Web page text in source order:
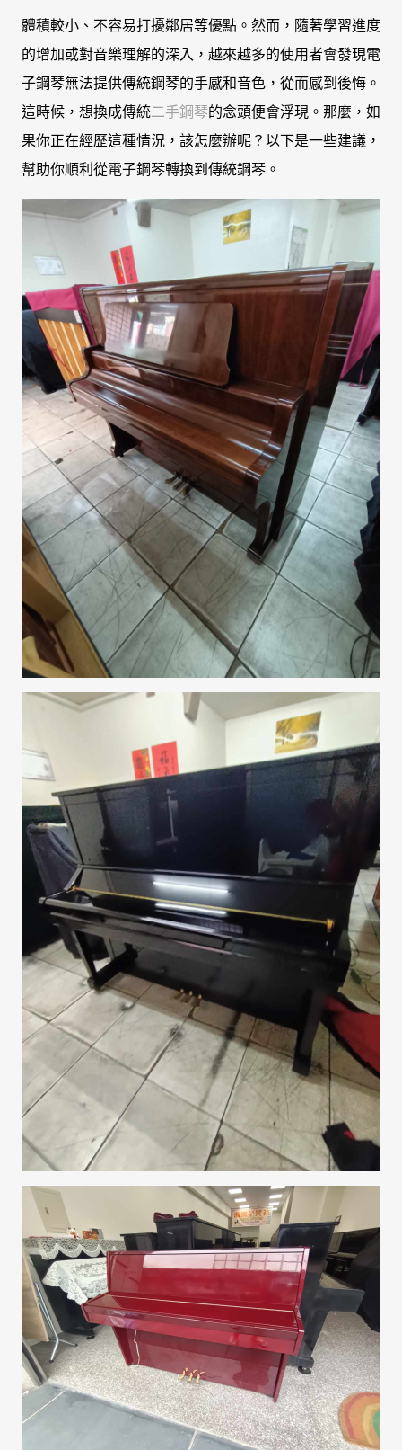
體積較小、不容易打擾鄰居等優點。然而，隨著學習進度
的增加或對音樂理解的深入，越來越多的使用者會發現電
子鋼琴無法提供傳統鋼琴的手感和音色，從而感到後悔。
這時候，想換成傳統二手鋼琴的念頭便會浮現。那麼，如
果你正在經歷這種情況，該怎麼辦呢？以下是一些建議，
幫助你順利從電子鋼琴轉換到傳統鋼琴。